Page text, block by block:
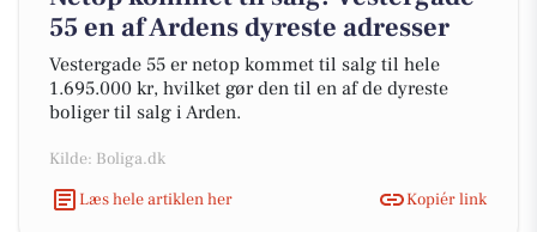
55 en af Ardens dyreste adresser
Vestergade 55 er netop kommet til salg til hele
1.695.000 kr, hvilket gør den til en af de dyreste
boliger til salg i Arden.
Kilde: Boliga.dk
Læs hele artiklen her
Kopiér link